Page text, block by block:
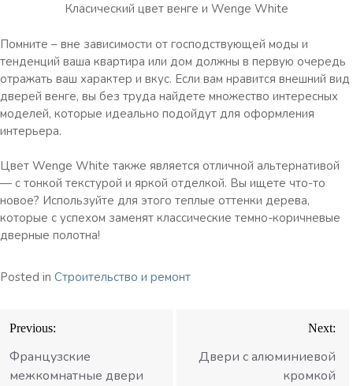
Класический цвет венге и Wenge White
Помните – вне зависимости от господствующей моды и
тенденций ваша квартира или дом должны в первую очередь
отражать ваш характер и вкус. Если вам нравится внешний вид
дверей венге, вы без труда найдете множество интересных
моделей, которые идеально подойдут для оформления
интерьера.
Цвет Wenge White также является отличной альтернативой
— с тонкой текстурой и яркой отделкой. Вы ищете что-то
новое? Используйте для этого теплые оттенки дерева,
которые с успехом заменят классические темно-коричневые
дверные полотна!
Posted in Строительство и ремонт
Навигация
по
записям
Previous:
Французские
межкомнатные двери
Next:
Двери с алюминиевой
кромкой